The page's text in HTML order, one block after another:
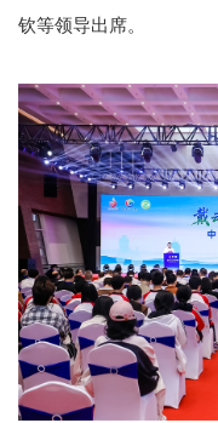
钦等领导出席。